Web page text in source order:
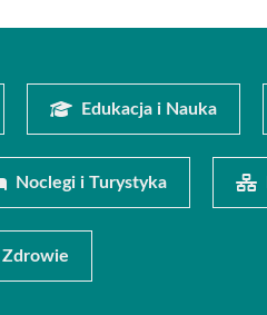
Edukacja i Nauka
Noclegi i Turystyka
Zdrowie